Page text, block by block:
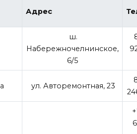
Адрес
ш.
Набережночелнинское,
6/5
ул. Авторемонтная, 23